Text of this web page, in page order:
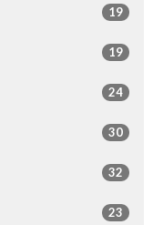
19
19
24
30
32
23